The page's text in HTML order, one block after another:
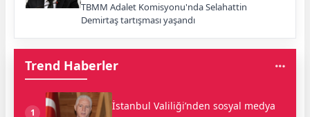
TBMM Adalet Komisyonu'nda Selahattin
Demirtaş tartışması yaşandı
Trend Haberler
1
İstanbul Valiliği’nden sosyal medya